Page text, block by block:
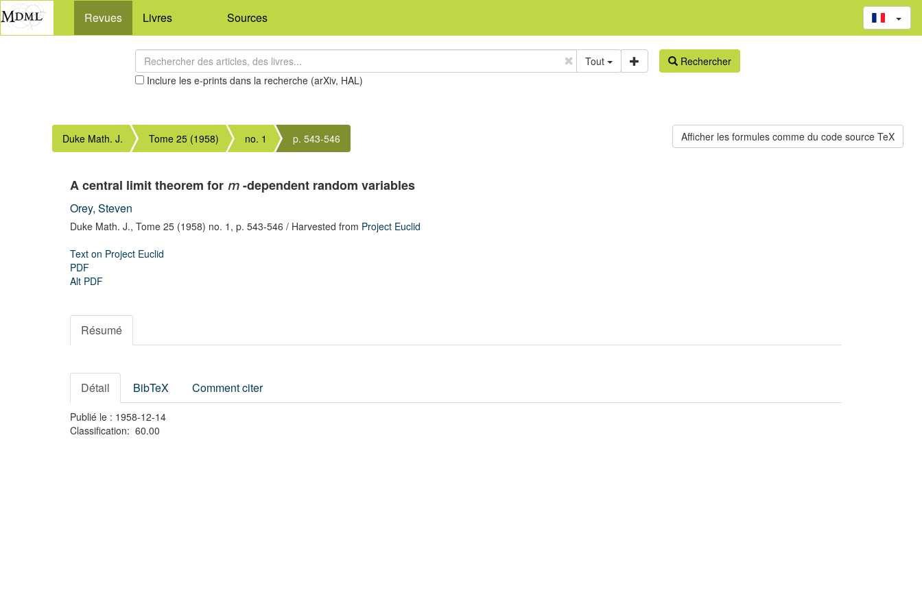
Revues Livres Sources
Tout
Inclure les e-prints dans la recherche (arXiv, HAL)
Rechercher
Duke Math. J. Tome 25 (1958) no. 1 p. 543-546
A central limit theorem for m -dependent random variables
Orey, Steven
Duke Math. J., Tome 25 (1958) no. 1, p. 543-546 / Harvested from Project Euclid
Text on Project Euclid
PDF
Alt PDF
Résumé
Détail BibTeX Comment citer
Publié le : 1958-12-14
Classification: 60.00